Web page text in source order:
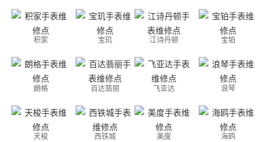
积家 宝玑 江诗丹顿 宝铂
朗格 百达翡丽 飞亚达 浪琴
天梭 西铁城 美度 海鸥